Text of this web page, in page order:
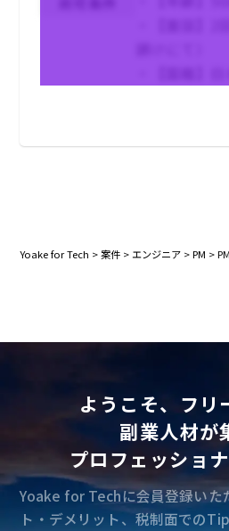
Yoake for Tech >案件 > エンジニア >PM >
ようこそ、フリ
副業人材が
プロフェッショ
Yoake for Techに会員登録いた
ト・デメリット、税制面での